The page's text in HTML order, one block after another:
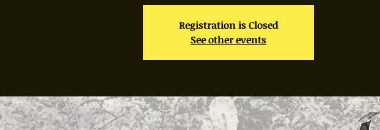
Registration is Closed
See other events